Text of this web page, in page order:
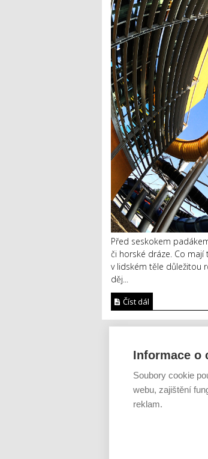
Před seskokem
či horské dráze. Co mají
v lidském těle důležitou
děj...
Číst dál
Informace o
Soubory cookie
webu, zajištění
reklam.